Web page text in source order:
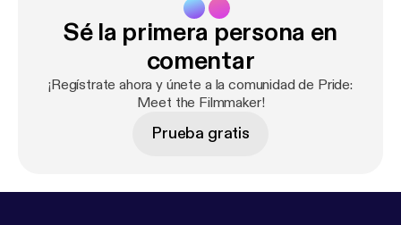
they go direct to the miners and so begins the
extraordinary true story of two seemingly alien
communities who form a surprising and ultimately
triumphant partnership.
Sé la primera persona en
comentar
¡Regístrate ahora y únete a la comunidad de Pride:
Meet the Filmmaker!
Prueba gratis